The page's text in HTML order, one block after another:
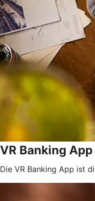
VR Banking
Die VR Banking App ist